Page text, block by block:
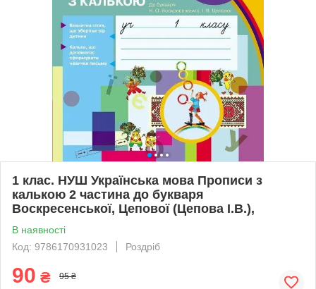
1 клас. НУШ Українська мова Прописи з
калькою 2 частина до букваря
Воскресенської, Цепової (Цепова І.В.),
В наявності
Код: 9786170931023
Роздріб
90 ₴ 95 ₴